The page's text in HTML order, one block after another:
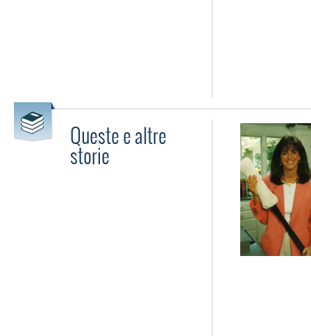
Queste e altre
storie